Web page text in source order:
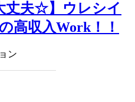
丈夫☆】ウレシイ
高収入Work！！
ン